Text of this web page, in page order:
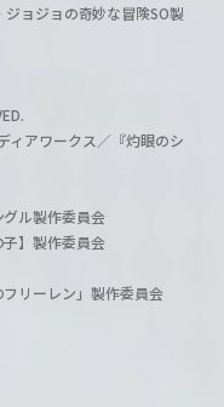
ジョジョの奇妙な冒険SO製
ィアワークス／『灼眼のシ
ル製作委員会
】製作委員会
リーレン」製作委員会